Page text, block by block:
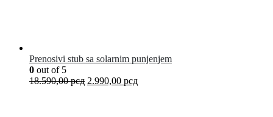
Prenosivi stub sa solarnim punjenjem
0 out of 5
18.590,00рсд 2.990,00 рсд